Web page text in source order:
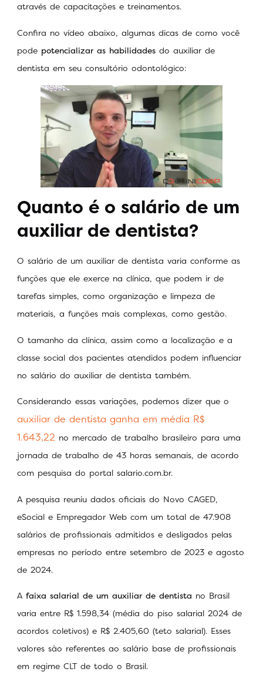
através de capacitações e treinamentos.
Confira no vídeo abaixo, algumas dicas de como você
pode potencializar as habilidades do auxiliar de
dentista em seu consultório odontológico:
Quanto é o salário de um
auxiliar de dentista?
O salário de um auxiliar de dentista varia conforme as
funções que ele exerce na clínica, que podem ir de
tarefas simples, como organização e limpeza de
materiais, a funções mais complexas, como gestão.
O tamanho da clínica, assim como a localização e a
classe social dos pacientes atendidos podem influenciar
no salário do auxiliar de dentista também.
Considerando essas variações, podemos dizer que o
auxiliar de dentista ganha em média R$
1.643,22 no mercado de trabalho brasileiro para uma
jornada de trabalho de 43 horas semanais, de acordo
com pesquisa do portal salario.com.br.
A pesquisa reuniu dados oficiais do Novo CAGED,
eSocial e Empregador Web com um total de 47.908
salários de profissionais admitidos e desligados pelas
empresas no período entre setembro de 2023 e agosto
de 2024.
A faixa salarial de um auxiliar de dentista no Brasil
varia entre R$ 1.598,34 (média do piso salarial 2024 de
acordos coletivos) e R$ 2.405,60 (teto salarial). Esses
valores são referentes ao salário base de profissionais
em regime CLT de todo o Brasil.